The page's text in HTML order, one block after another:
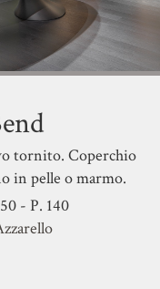
tornito. Coperchio
in pelle o marmo.
- P. 140